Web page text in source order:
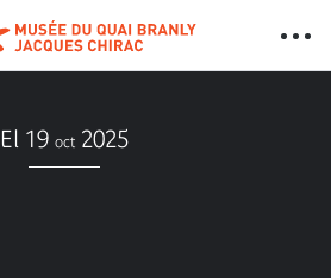
El 19 oct 2025